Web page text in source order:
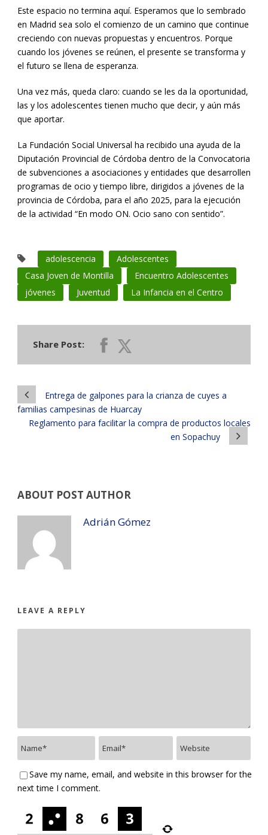
Este espacio no termina aquí. Esperamos que lo sembrado
en Madrid sea solo el comienzo de un camino que continue
creciendo con nuevas propuestas y encuentros. Porque
cuando los jóvenes se reúnen, el presente se transforma y
el futuro se llena de esperanza.
Una vez más, queda claro: cuando se les da la oportunidad,
las y los adolescentes tienen mucho que decir, y aún más
que aportar.
La Fundación Social Universal ha recibido una ayuda de la
Diputación Provincial de Córdoba dentro de la Convocatoria
de subvenciones a asociaciones y entidades que desarrollen
programas de ocio y tiempo libre, dirigidos a jóvenes de la
provincia de Córdoba, para el año 2025, para la ejecución
de la actividad “En modo ON. Ocio sano con sentido”.
adolescencia
Adolescentes
Casa Joven de Montilla
Encuentro Adolescentes
jóvenes
Juventud La Infancia en el Centro
Share Post:
Entrega de galpones para la crianza de cuyes a
familias campesinas de Huarcay
Reglamento para facilitar la compra de productos locales
en Sopachuy
ABOUT POST AUTHOR
Adrián Gómez
LEAVE A REPLY
Save my name, email, and website in this browser for the
next time I comment.